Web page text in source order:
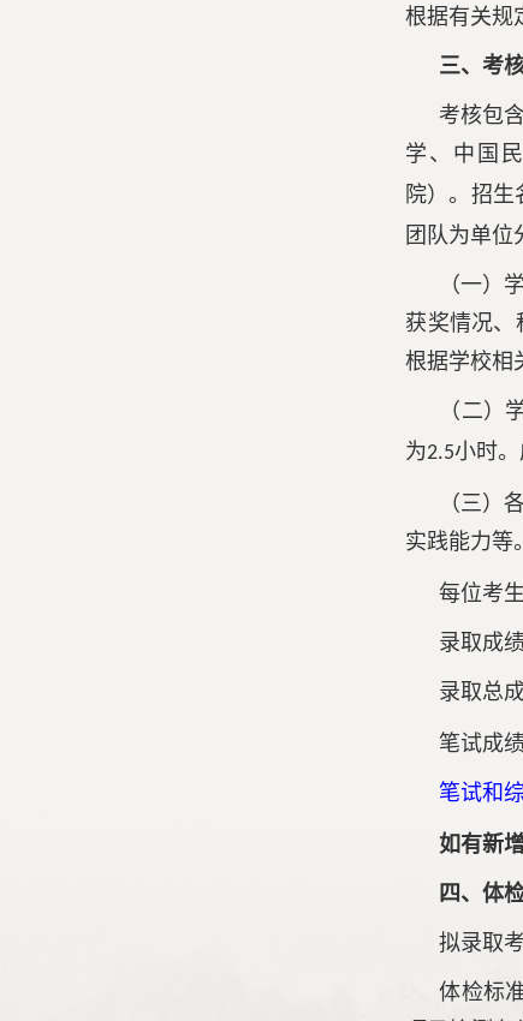
根据有关规
三、考
考核包
学、中国
院）。招生
团队为单位
（一）
获奖情况、
根据学校相
（二）
为2.5小时
（三）
实践能力等
每位考
录取成
录取总
笔试成
笔试和
如有新
四、体
拟录取
体检标